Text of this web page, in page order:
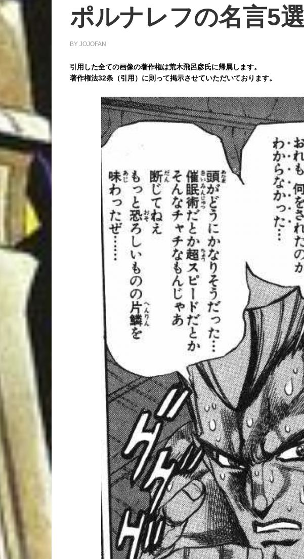
ポルナレフの名言5選
BY JOJOFAN
引用した全ての画像の著作権は荒木飛呂彦氏に帰属します。
著作権法32条（引用）に則って掲示させていただいております。